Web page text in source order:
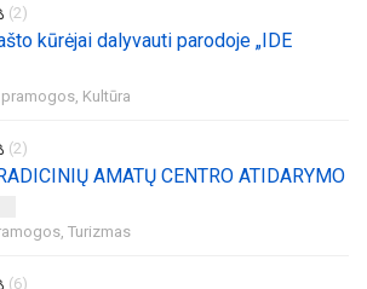
(2)
kūrėjai dalyvauti parodoje „IDE
Kultūra
(2)
AMATŲ CENTRO ATIDARYMO
Turizmas
(6)